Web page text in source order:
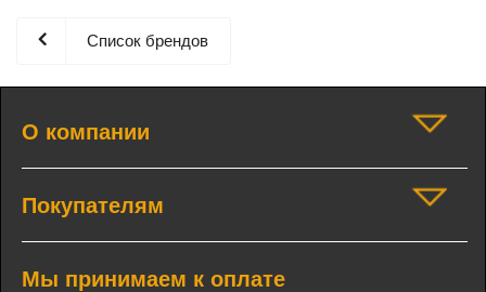
Список брендов
О компании
Покупателям
Мы принимаем к оплате